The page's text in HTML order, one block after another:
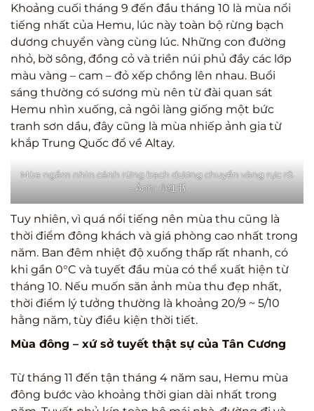
Khoảng cuối tháng 9 đến đầu tháng 10 là mùa nổi
tiếng nhất của Hemu, lúc này toàn bộ rừng bạch
dương chuyển vàng cùng lúc. Những con đường
nhỏ, bờ sông, đồng cỏ và triền núi phủ đầy các lớp
màu vàng – cam – đỏ xếp chồng lên nhau. Buổi
sáng thường có sương mù nên từ đài quan sát
Hemu nhìn xuống, cả ngôi làng giống một bức
tranh sơn dầu, đây cũng là mùa nhiếp ảnh gia từ
khắp Trung Quốc đổ về Altay.
Mùa ngắm nhìn cánh rừng bạch dương chuyển vàng rực rỡ.
– Ảnh: 小红书
Tuy nhiên, vì quá nổi tiếng nên mùa thu cũng là
thời điểm đông khách và giá phòng cao nhất trong
năm. Ban đêm nhiệt độ xuống thấp rất nhanh, có
khi gần 0°C và tuyết đầu mùa có thể xuất hiện từ
tháng 10. Nếu muốn săn ảnh mùa thu đẹp nhất,
thời điểm lý tưởng thường là khoảng 20/9 ~ 5/10
hằng năm, tùy điều kiện thời tiết.
Mùa đông – xứ sở tuyết thật sự của Tân Cương
Từ tháng 11 đến tận tháng 4 năm sau, Hemu mùa
đông bước vào khoảng thời gian dài nhất trong